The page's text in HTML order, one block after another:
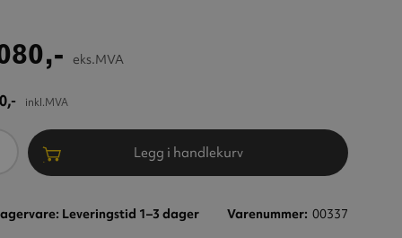
eks.MVA
inkl.MVA
Legg i handlekurv
Leveringstid 1–3 dager Varenummer 00337